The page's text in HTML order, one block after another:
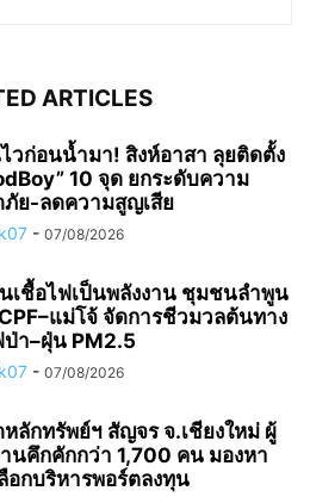
ARTICLES
วก่อนน้ำมา! สิงห์อาสา ลุยติดตั้ง
10 จุด ยกระดับความ
ย-ลดความสูญเสีย
- 07/08/2026
เชื้อไฟเป็นพลังงาน ชุมชนลำพูน
แม่โจ้ จัดการชีวมวลต้นทาง
า–ฝุ่น PM2.5
- 07/08/2026
ลักทรัพย์ฯ สัญจร จ.เชียงใหม่ ผู้
นคึกคักกว่า 1,700 คน มองหา
อกบริหารพอร์ตลงทุน